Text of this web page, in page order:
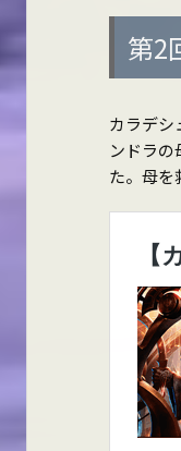
第2
カラデシ
ンドラ
た。母